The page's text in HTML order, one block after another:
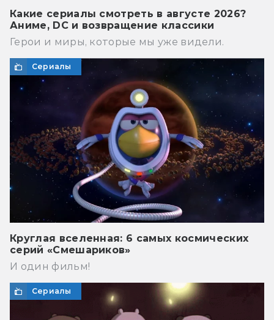
Какие сериалы смотреть в августе 2026?
Аниме, DC и возвращение классики
Герои и миры, которые мы уже видели.
Сериалы
Круглая вселенная: 6 самых космических
серий «Смешариков»
И один фильм!
Сериалы